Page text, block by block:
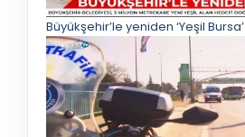
Büyükşehir’le yeniden ‘Yeşil Bursa’